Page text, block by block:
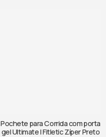
Pochete para Corrida com porta
gel Ultimate I Fitletic Zíper Preto